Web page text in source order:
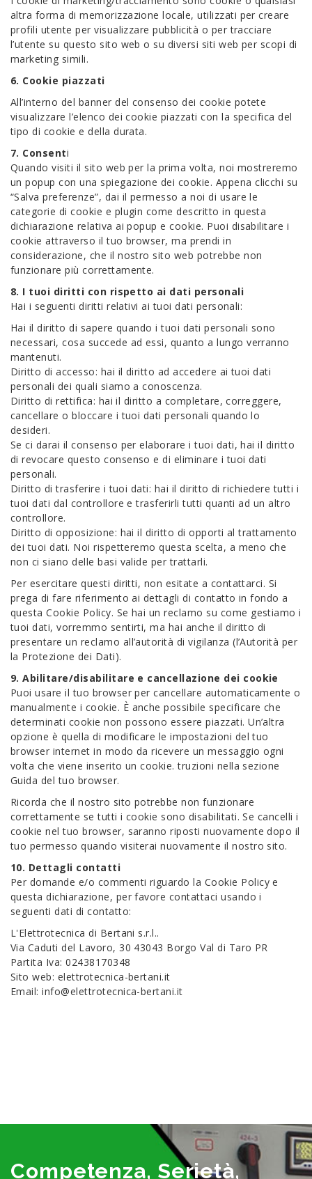
altra forma di memorizzazione locale, utilizzati per creare
profili utente per visualizzare pubblicità o per tracciare
l’utente su questo sito web o su diversi siti web per scopi di
marketing simili.
6. Cookie piazzati
All’interno del banner del consenso dei cookie potete
visualizzare l’elenco dei cookie piazzati con la specifica del
tipo di cookie e della durata.
7. Consenti
Quando visiti il sito web per la prima volta, noi mostreremo
un popup con una spiegazione dei cookie. Appena clicchi su
“Salva preferenze”, dai il permesso a noi di usare le
categorie di cookie e plugin come descritto in questa
dichiarazione relativa ai popup e cookie. Puoi disabilitare i
cookie attraverso il tuo browser, ma prendi in
considerazione, che il nostro sito web potrebbe non
funzionare più correttamente.
8. I tuoi diritti con rispetto ai dati personali
Hai i seguenti diritti relativi ai tuoi dati personali:
Hai il diritto di sapere quando i tuoi dati personali sono
necessari, cosa succede ad essi, quanto a lungo verranno
mantenuti.
Diritto di accesso: hai il diritto ad accedere ai tuoi dati
personali dei quali siamo a conoscenza.
Diritto di rettifica: hai il diritto a completare, correggere,
cancellare o bloccare i tuoi dati personali quando lo
desideri.
Se ci darai il consenso per elaborare i tuoi dati, hai il diritto
di revocare questo consenso e di eliminare i tuoi dati
personali.
Diritto di trasferire i tuoi dati: hai il diritto di richiedere tutti i
tuoi dati dal controllore e trasferirli tutti quanti ad un altro
controllore.
Diritto di opposizione: hai il diritto di opporti al trattamento
dei tuoi dati. Noi rispetteremo questa scelta, a meno che
non ci siano delle basi valide per trattarli.
Per esercitare questi diritti, non esitate a contattarci. Si
prega di fare riferimento ai dettagli di contatto in fondo a
questa Cookie Policy. Se hai un reclamo su come gestiamo i
tuoi dati, vorremmo sentirti, ma hai anche il diritto di
presentare un reclamo all’autorità di vigilanza (l’Autorità per
la Protezione dei Dati).
9. Abilitare/disabilitare e cancellazione dei cookie
Puoi usare il tuo browser per cancellare automaticamente o
manualmente i cookie. È anche possibile specificare che
determinati cookie non possono essere piazzati. Un’altra
opzione è quella di modificare le impostazioni del tuo
browser internet in modo da ricevere un messaggio ogni
volta che viene inserito un cookie. truzioni nella sezione
Guida del tuo browser.
Ricorda che il nostro sito potrebbe non funzionare
correttamente se tutti i cookie sono disabilitati. Se cancelli i
cookie nel tuo browser, saranno riposti nuovamente dopo il
tuo permesso quando visiterai nuovamente il nostro sito.
10. Dettagli contatti
Per domande e/o commenti riguardo la Cookie Policy e
questa dichiarazione, per favore contattaci usando i
seguenti dati di contatto:
L'Elettrotecnica di Bertani s.r.l..
Via Caduti del Lavoro, 30 43043 Borgo Val di Taro PR
Partita Iva: 02438170348
Sito web: elettrotecnica-bertani.it
Email: info@elettrotecnica-bertani.it
Competenza, Serietà,